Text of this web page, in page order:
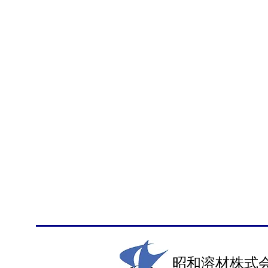
昭和溶材​株式